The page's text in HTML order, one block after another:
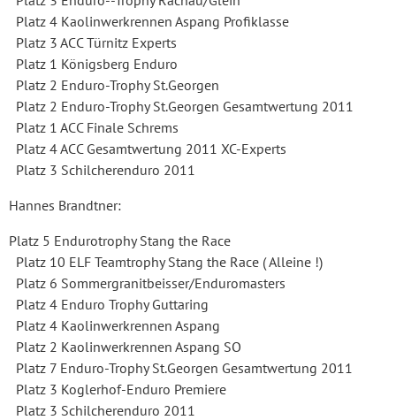
Platz 4 Kaolinwerkrennen Aspang Profiklasse
Platz 3 ACC Türnitz Experts
Platz 1 Königsberg Enduro
Platz 2 Enduro-Trophy St.Georgen
Platz 2 Enduro-Trophy St.Georgen Gesamtwertung 2011
Platz 1 ACC Finale Schrems
Platz 4 ACC Gesamtwertung 2011 XC-Experts
Platz 3 Schilcherenduro 2011
Hannes Brandtner:
Platz 5 Endurotrophy Stang the Race
Platz 10 ELF Teamtrophy Stang the Race ( Alleine !)
Platz 6 Sommergranitbeisser/Enduromasters
Platz 4 Enduro Trophy Guttaring
Platz 4 Kaolinwerkrennen Aspang
Platz 2 Kaolinwerkrennen Aspang SO
Platz 7 Enduro-Trophy St.Georgen Gesamtwertung 2011
Platz 3 Koglerhof-Enduro Premiere
Platz 3 Schilcherenduro 2011